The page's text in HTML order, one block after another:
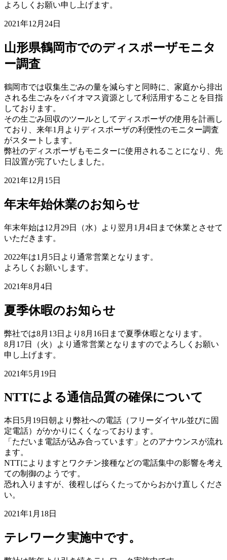
よろしくお願い申し上げます。
2021年12月24日
山形県鶴岡市でのディスポーザモニタ
ー調査
鶴岡市では収集生ごみの量を減らすと同時に、家庭から排出
される生ごみをバイオマス資源として利活用することを目指
しております。
その生ごみ回収のツールとしてディスポーザの使用を計画し
ており、来年1月よりディスポーザの利便性のモニター調査
がスタートします。
弊社のディスポーザもモニターに使用されることになり、先
日設置が完了いたしました。
2021年12月15日
年末年始休業のお知らせ
年末年始は12月29日（水）より翌月1月4日まで休業とさせて
いただきます。
2022年は1月5日より通常営業となります。
よろしくお願いします。
2021年8月4日
夏季休暇のお知らせ
弊社では8月13日より8月16日まで夏季休暇となります。
8月17日（火）より通常営業となりますのでよろしくお願い
申し上げます。
2021年5月19日
NTTによる通信品質の確保について
本日5月19日朝より弊社への電話（フリーダイヤル並びに固
定電話）がかかりにくくなっております。
「ただいま電話が込み合っています」とのアナウンスが流れ
ます。
NTTによりますとワクチン接種などの電話集中の影響を考え
ての制御のようです。
恐れ入りますが、後程しばらくたってからおかけ直しくださ
い。
2021年1月18日
テレワーク実施中です。